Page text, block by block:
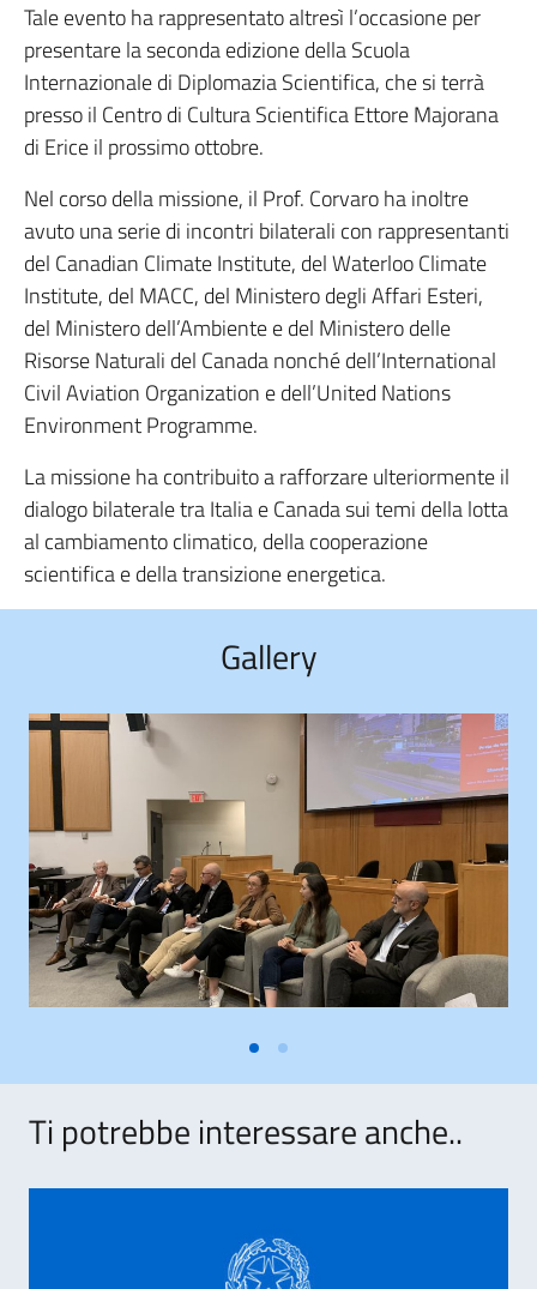
Tale evento ha rappresentato altresì l’occasione per
presentare la seconda edizione della Scuola
Internazionale di Diplomazia Scientifica, che si terrà
presso il Centro di Cultura Scientifica Ettore Majorana
di Erice il prossimo ottobre.
Nel corso della missione, il Prof. Corvaro ha inoltre
avuto una serie di incontri bilaterali con rappresentanti
del Canadian Climate Institute, del Waterloo Climate
Institute, del MACC, del Ministero degli Affari Esteri,
del Ministero dell’Ambiente e del Ministero delle
Risorse Naturali del Canada nonché dell’International
Civil Aviation Organization e dell’United Nations
Environment Programme.
La missione ha contribuito a rafforzare ulteriormente il
dialogo bilaterale tra Italia e Canada sui temi della lotta
al cambiamento climatico, della cooperazione
scientifica e della transizione energetica.
Gallery
Ti potrebbe interessare anche..